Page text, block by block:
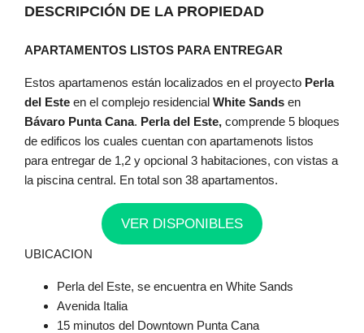
DESCRIPCIÓN DE LA PROPIEDAD
APARTAMENTOS LISTOS PARA ENTREGAR
Estos apartamenos están localizados en el proyecto Perla
del Este en el complejo residencial White Sands en
Bávaro Punta Cana. Perla del Este, comprende 5 bloques
de edificos los cuales cuentan con apartamenots listos
para entregar de 1,2 y opcional 3 habitaciones, con vistas a
la piscina central. En total son 38 apartamentos.
VER DISPONIBLES
UBICACION
Perla del Este, se encuentra en White Sands
Avenida Italia
15 minutos del Downtown Punta Cana